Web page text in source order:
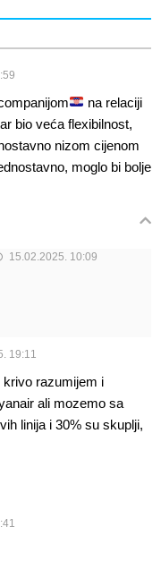
na relaciji
bio veća flexibilnost,
nizom cijenom
moglo bi bolje
15.02.2025. 10:09
19:11
krivo razumijem i
ali mozemo sa
linija i 30% su skuplji,